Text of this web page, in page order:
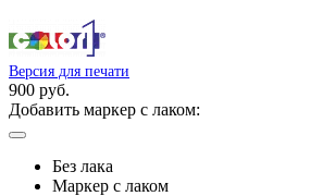
Версия для печати
900 руб.
Добавить маркер с лаком:
Без лака
Маркер с лаком